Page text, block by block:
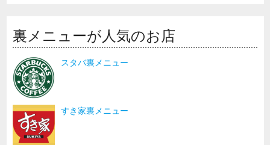
裏メニューが人気のお店
スタバ裏メニュー
すき家裏メニュー